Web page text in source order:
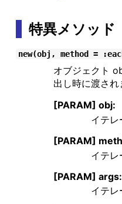
特異メソッド
new(obj, method =
オブジェクト
出し時に渡され
[PARAM] obj:
イテレ
[PARAM]
イテレ
[PARAM] args:
イテレ